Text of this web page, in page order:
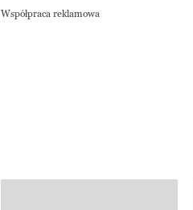
Współpraca reklamowa